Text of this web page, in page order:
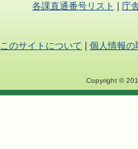
各課直通番号リスト
庁
このサイトについて 個人情報の
Copyright ©